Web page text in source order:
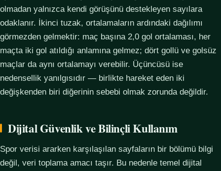
olmadan yalnızca kendi görüşünü destekleyen sayılara
odaklanır. İkinci tuzak, ortalamaların ardındaki dağılımı
görmezden gelmektir: maç başına 2,0 gol ortalaması, her
maçta iki gol atıldığı anlamına gelmez; dört gollü ve golsüz
maçlar da aynı ortalamayı verebilir. Üçüncüsü ise
nedensellik yanılgısıdır — birlikte hareket eden iki
değişkenden biri diğerinin sebebi olmak zorunda değildir.
Dijital Güvenlik ve Bilinçli Kullanım
Spor verisi ararken karşılaşılan sayfaların bir bölümü bilgi
değil, veri toplama amacı taşır. Bu nedenle temel dijital